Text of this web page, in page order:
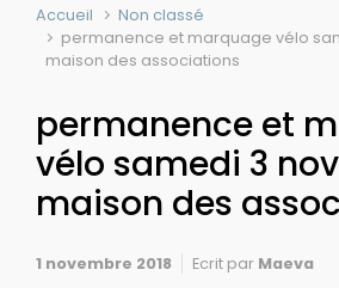
Accueil
Non classé
permanence et marquage vélo
maison des associations
permanence et
vélo samedi 3
maison des
1 novembre 2018 Ecrit par Maeva